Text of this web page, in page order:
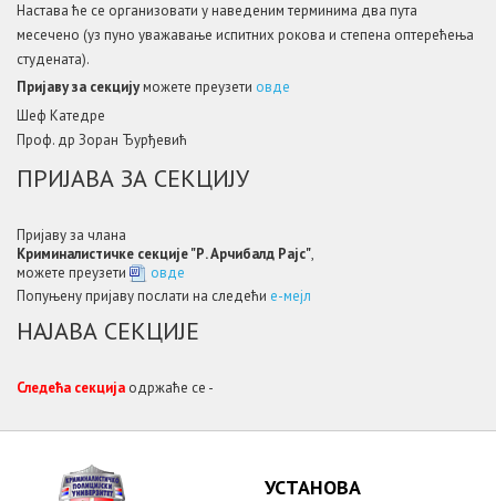
Настава ће се организовати у наведеним терминима два пута
месечено (уз пуно уважавање испитних рокова и степена оптерећења
студената).
Пријаву за секцијуможете преузети овде
Шеф Катедре
Проф. др Зоран Ђурђевић
ПРИЈАВА ЗА СЕКЦИЈУ
Пријаву за члана
Криминалистичкe секције "Р. Арчибалд Рајс",
можете преузети
овде
Попуњену пријаву послати на следећи e-мејл
НАЈАВА СЕКЦИЈЕ
Следећа секција одржаће се -
УСТАНОВА